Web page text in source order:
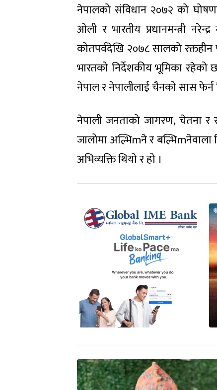
नेपालको संविधान २०७२ को
ओली र भारतीय प्रधानमन्त्री
कोतपर्वदेखि २०७८ सालको
भारतको निर्देशकीय भूमिका
नेपाल र नेपालीलाई चैनको सास फेर्न
नेपाली जनताको जागरण, चेतना र
जालोमा अल्भिmने र
अभिव्यक्ति थियो र हो ।